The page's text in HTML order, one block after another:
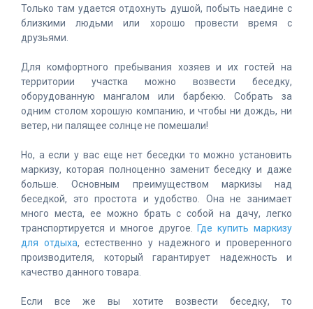
Только там удается отдохнуть душой, побыть наедине с
близкими людьми или хорошо провести время с
друзьями.
Для комфортного пребывания хозяев и их гостей на
территории участка можно возвести беседку,
оборудованную мангалом или барбекю. Собрать за
одним столом хорошую компанию, и чтобы ни дождь, ни
ветер, ни палящее солнце не помешали!
Но, а если у вас еще нет беседки то можно установить
маркизу, которая полноценно заменит беседку и даже
больше. Основным преимуществом маркизы над
беседкой, это простота и удобство. Она не занимает
много места, ее можно брать с собой на дачу, легко
транспортируется и многое другое.Где купить маркизу
для отдыха, естественно у надежного и проверенного
производителя, который гарантирует надежность и
качество данного товара.
Если все же вы хотите возвести беседку, то